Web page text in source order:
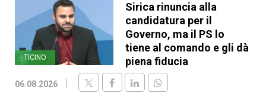
TICINO
Sirica rinuncia alla
candidatura per il
Governo, ma il PS lo
tiene al comando e gli dà
piena fiducia
06.08.2026